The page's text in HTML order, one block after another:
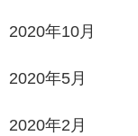
2020年10月
2020年5月
2020年2月